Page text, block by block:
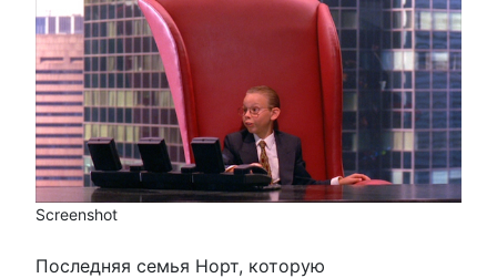
Screenshot
Последняя семья Норт, которую